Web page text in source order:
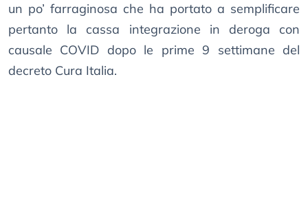
un po’ farraginosa che ha portato a semplificare
pertanto la cassa integrazione in deroga con
causale COVID dopo le prime 9 settimane del
decreto Cura Italia.